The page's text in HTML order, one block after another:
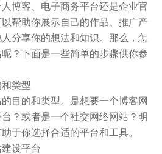
博客、电子商务平台还是企业官
帮助你展示自己的作品、推广产
分享你的想法和知识。那么，怎
？下面是一些简单的步骤供你参
类型
目的和类型。是想要一个博客网
？或者是一个社交网络网站？明
于你选择合适的平台和工具。
设平台